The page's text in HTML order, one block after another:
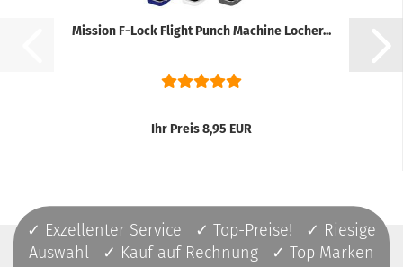
Mission F-Lock Flight Punch Machine Locher...
Ihr Preis 8,95 EUR
✓ Exzellenter Service ✓ Top-Preise! ✓ Riesige
Auswahl ✓ Kauf auf Rechnung ✓ Top Marken